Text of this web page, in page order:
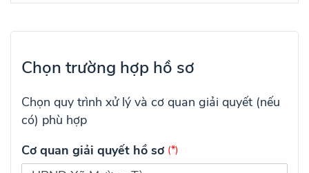
Chọn trường hợp hồ sơ
Chọn quy trình xử lý và cơ quan giải quyết (nếu
có) phù hợp
Cơ quan giải quyết hồ sơ (*)